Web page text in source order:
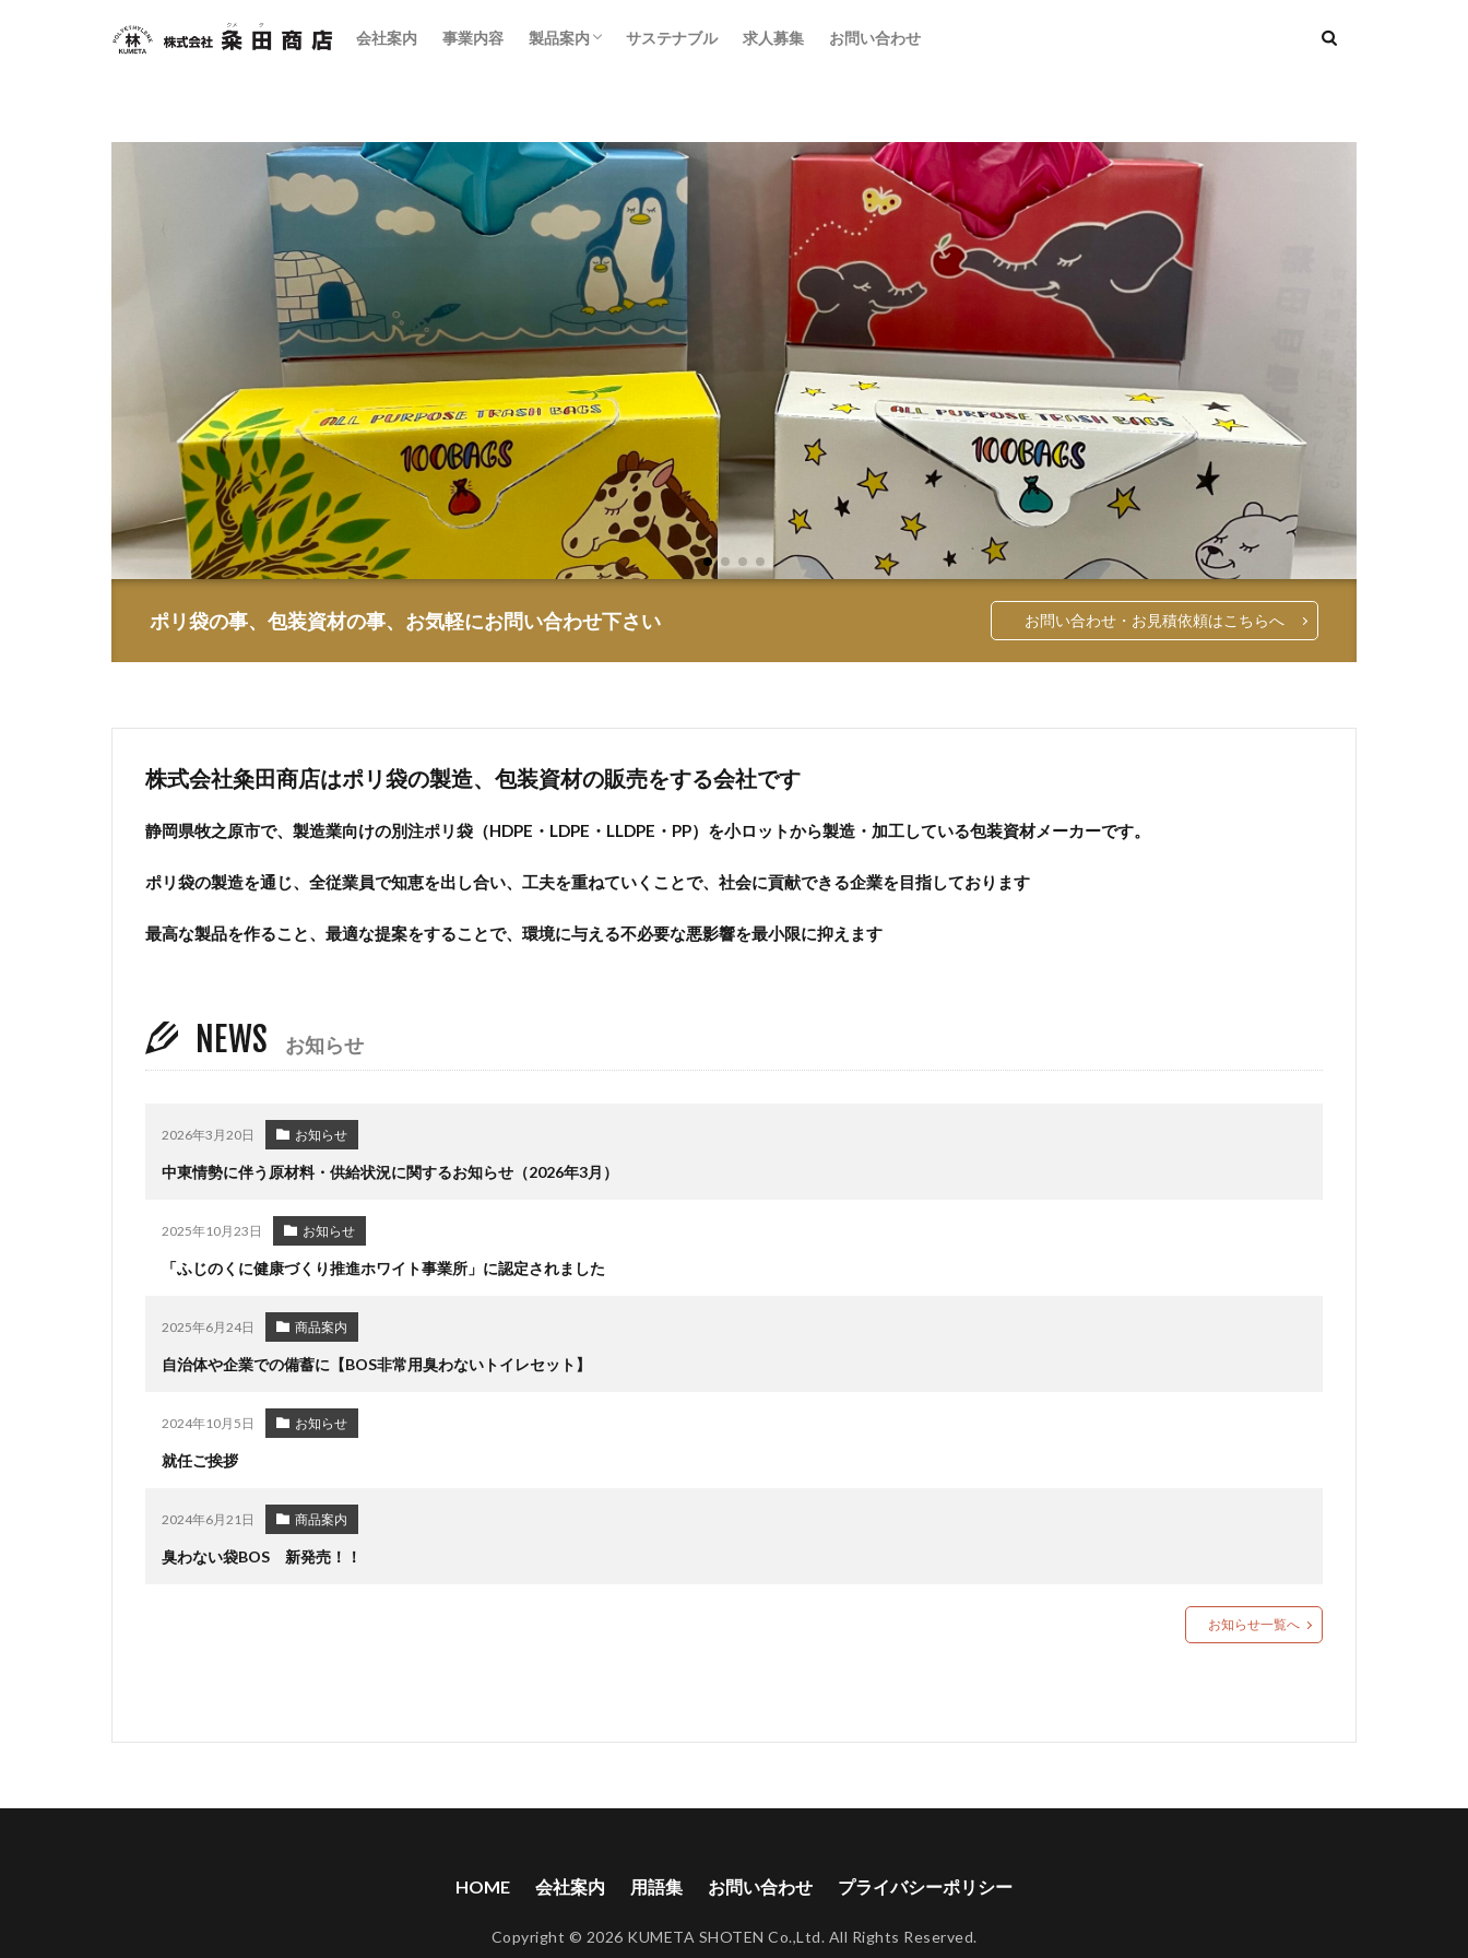
会社案内 事業内容 製品案内 サステナブル 求人募集 お問い合わせ
ポリ袋の事、包装資材の事、お気軽にお問い合わせ下さい お問い合わせ・お見積依頼はこちらへ
株式会社粂田商店はポリ袋の製造、包装資材の販売をする会社です
静岡県牧之原市で、製造業向けの別注ポリ袋（HDPE・LDPE・LLDPE・PP）を小ロットから製造・加工している包装資材メーカーです。
ポリ袋の製造を通じ、全従業員で知恵を出し合い、工夫を重ねていくことで、社会に貢献できる企業を目指しております
最高な製品を作ること、最適な提案をすることで、環境に与える不必要な悪影響を最小限に抑えます
NEWS お知らせ
2026年3月20日 お知らせ
中東情勢に伴う原材料・供給状況に関するお知らせ（2026年3月）
2025年10月23日 お知らせ
「ふじのくに健康づくり推進ホワイト事業所」に認定されました
2025年6月24日 商品案内
自治体や企業での備蓄に【BOS非常用臭わないトイレセット】
2024年10月5日 お知らせ
就任ご挨拶
2024年6月21日 商品案内
臭わない袋BOS 新発売！！
お知らせ一覧へ
HOME 会社案内 用語集 お問い合わせ プライバシーポリシー
Copyright © 2026 KUMETA SHOTEN Co.,Ltd. All Rights Reserved.